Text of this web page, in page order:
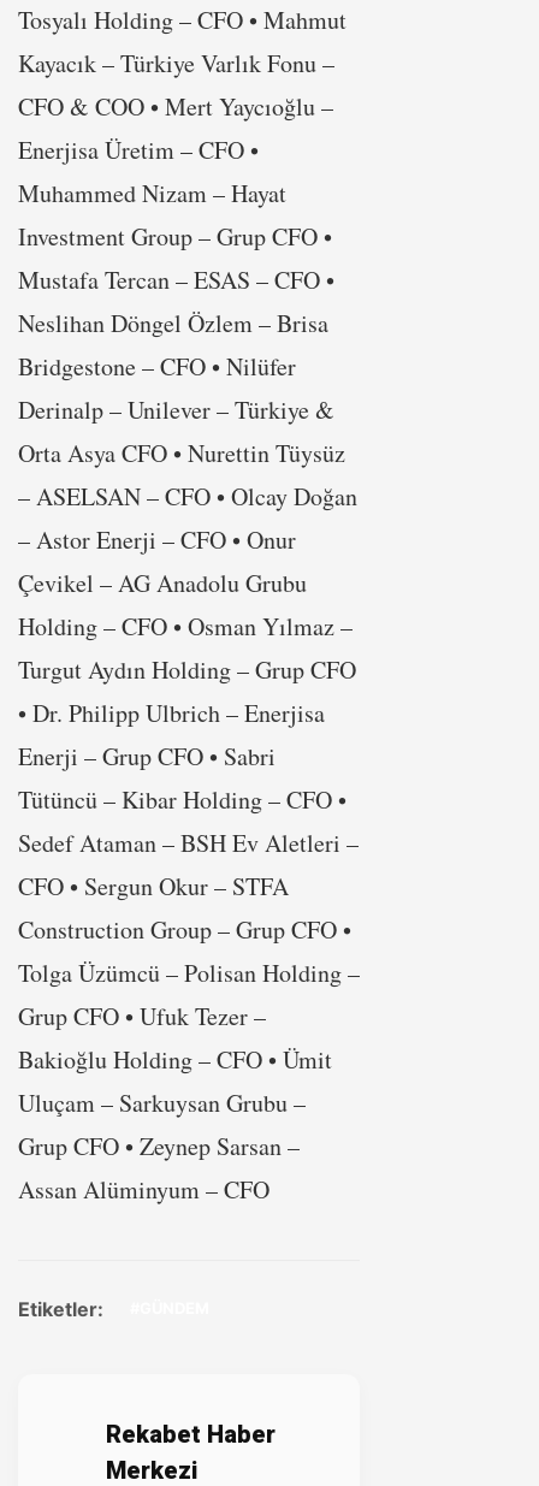
Tosyalı Holding – CFO • Mahmut
Kayacık – Türkiye Varlık Fonu –
CFO & COO • Mert Yaycıoğlu –
Enerjisa Üretim – CFO •
Muhammed Nizam – Hayat
Investment Group – Grup CFO •
Mustafa Tercan – ESAS – CFO •
Neslihan Döngel Özlem – Brisa
Bridgestone – CFO • Nilüfer
Derinalp – Unilever – Türkiye &
Orta Asya CFO • Nurettin Tüysüz
– ASELSAN – CFO • Olcay Doğan
– Astor Enerji – CFO • Onur
Çevikel – AG Anadolu Grubu
Holding – CFO • Osman Yılmaz –
Turgut Aydın Holding – Grup CFO
• Dr. Philipp Ulbrich – Enerjisa
Enerji – Grup CFO • Sabri
Tütüncü – Kibar Holding – CFO •
Sedef Ataman – BSH Ev Aletleri –
CFO • Sergun Okur – STFA
Construction Group – Grup CFO •
Tolga Üzümcü – Polisan Holding –
Grup CFO • Ufuk Tezer –
Bakioğlu Holding – CFO • Ümit
Uluçam – Sarkuysan Grubu –
Grup CFO • Zeynep Sarsan –
Assan Alüminyum – CFO
Etiketler:
Rekabet Haber
Merkezi